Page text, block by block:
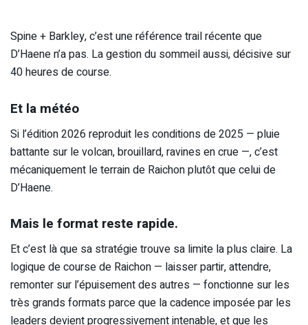
Spine + Barkley, c’est une référence trail récente que
D’Haene n’a pas. La gestion du sommeil aussi, décisive sur
40 heures de course.
Et la météo
Si l’édition 2026 reproduit les conditions de 2025 — pluie
battante sur le volcan, brouillard, ravines en crue —, c’est
mécaniquement le terrain de Raichon plutôt que celui de
D’Haene.
Mais le format reste rapide.
Et c’est là que sa stratégie trouve sa limite la plus claire. La
logique de course de Raichon — laisser partir, attendre,
remonter sur l’épuisement des autres — fonctionne sur les
très grands formats parce que la cadence imposée par les
leaders devient progressivement intenable, et que les